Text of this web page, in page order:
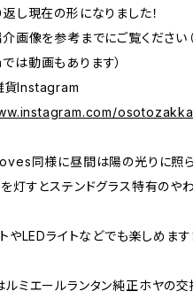
し現在の形になりました！
画像を参考までにご覧くださ
は動画もあります）
Instagram
同様に昼間は陽の光りに照ら
灯すとステンドグラス特有のや
やLEDライトなどでも楽しめます
ミエールランタン純正ホヤの交